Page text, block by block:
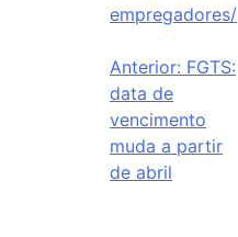
empregadores/
Anterior: FGTS:
data de
vencimento
muda a partir
de abril